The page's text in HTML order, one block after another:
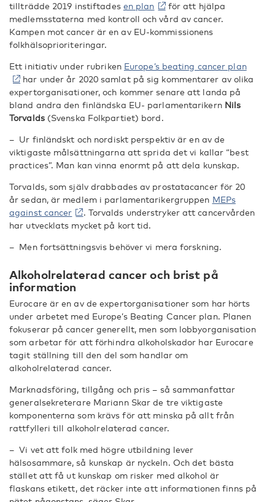
tillträdde 2019 instiftades en plan
för att hjälpa
medlemsstaterna med kontroll och vård av cancer.
Kampen mot cancer är en av EU-kommissionens
folkhälsoprioriteringar.
Ett initiativ under rubriken Europe’s beating cancer plan
har under år 2020 samlat på sig kommentarer av olika
expertorganisationer, och kommer senare att landa på
bland andra den finländska EU- parlamentarikern Nils
Torvalds(Svenska Folkpartiet) bord.
– Ur finländskt och nordiskt perspektiv är en av de
viktigaste målsättningarna att sprida det vi kallar “best
practices”. Man kan vinna enormt på att dela kunskap.
Torvalds, som själv drabbades av prostatacancer för 20
år sedan, är medlem i parlamentarikergruppen MEPs
against cancer
. Torvalds understryker att cancervården
har utvecklats mycket på kort tid.
– Men fortsättningsvis behöver vi mera forskning.
Alkoholrelaterad cancer och brist på
information
Eurocare är en av de expertorganisationer som har hörts
under arbetet med Europe’s Beating Cancer plan. Planen
fokuserar på cancer generellt, men som lobbyorganisation
som arbetar för att förhindra alkoholskador har Eurocare
tagit ställning till den del som handlar om
alkoholrelaterad cancer.
Marknadsföring, tillgång och pris – så sammanfattar
generalsekreterare Mariann Skar de tre viktigaste
komponenterna som krävs för att minska på allt från
rattfylleri till alkoholrelaterad cancer.
– Vi vet att folk med högre utbildning lever
hälsosammare, så kunskap är nyckeln. Och det bästa
stället att få ut kunskap om risker med alkohol är
flaskans etikett, det räcker inte att informationen finns på